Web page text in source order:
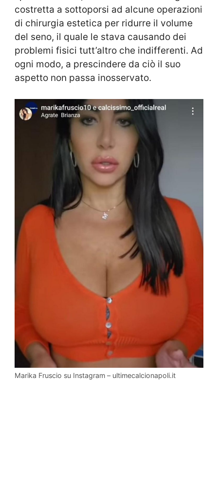
costretta a sottoporsi ad alcune operazioni
di chirurgia estetica per ridurre il volume
del seno, il quale le stava causando dei
problemi fisici tutt’altro che indifferenti. Ad
ogni modo, a prescindere da ciò il suo
aspetto non passa inosservato.
Marika Fruscio su Instagram – ultimecalcionapoli.it